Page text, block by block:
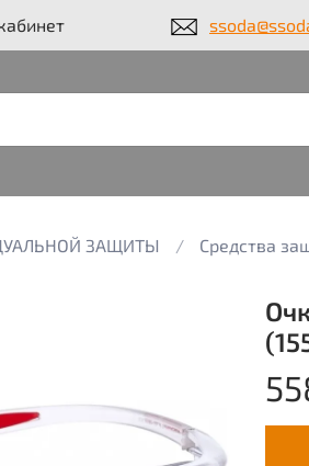
ЗАЩИТЫ Средства